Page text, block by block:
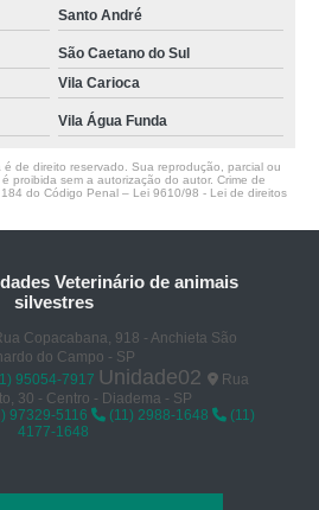
Santo André
São Caetano do Sul
Vila Carioca
Vila Água Funda
de direito reservado. Sua reprodução, parcial ou
proibida sem a autorização do autor. Crime de
do Código Penal – Lei 9610/98 - Lei de direitos
Veterinário de animais
silvestres
Copacabana, 918 - Anchieta São
do Campo - SP
95054-7917 Unidade02
Rua
30 - Centro - Diadema - SP
97329-5116 (11) 2988-1648
(11)
4177-1648